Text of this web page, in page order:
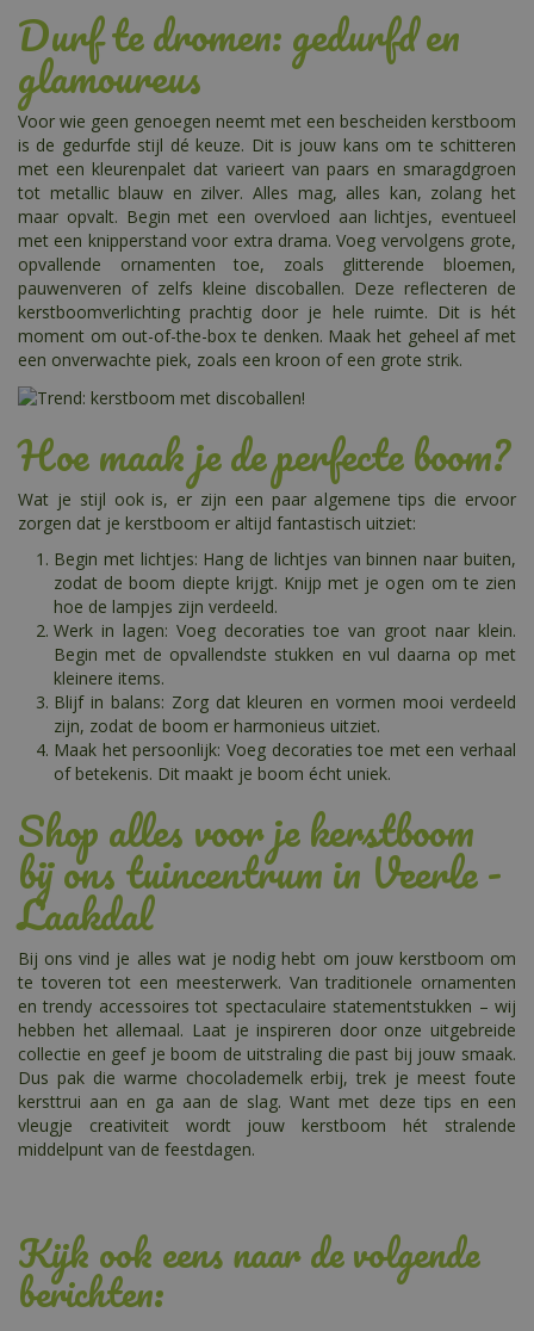
Durf te dromen: gedurfd en
glamoureus
Voor wie geen genoegen neemt met een bescheiden kerstboom
is de gedurfde stijl dé keuze. Dit is jouw kans om te schitteren
met een kleurenpalet dat varieert van paars en smaragdgroen
tot metallic blauw en zilver. Alles mag, alles kan, zolang het
maar opvalt. Begin met een overvloed aan lichtjes, eventueel
met een knipperstand voor extra drama. Voeg vervolgens grote,
opvallende ornamenten toe, zoals glitterende bloemen,
pauwenveren of zelfs kleine discoballen. Deze reflecteren de
kerstboomverlichting prachtig door je hele ruimte. Dit is hét
moment om out-of-the-box te denken. Maak het geheel af met
een onverwachte piek, zoals een kroon of een grote strik.
Hoe maak je de perfecte boom?
Wat je stijl ook is, er zijn een paar algemene tips die ervoor
zorgen dat je kerstboom er altijd fantastisch uitziet:
Begin met lichtjes: Hang de lichtjes van binnen naar buiten,
zodat de boom diepte krijgt. Knijp met je ogen om te zien
hoe de lampjes zijn verdeeld.
Werk in lagen: Voeg decoraties toe van groot naar klein.
Begin met de opvallendste stukken en vul daarna op met
kleinere items.
Blijf in balans: Zorg dat kleuren en vormen mooi verdeeld
zijn, zodat de boom er harmonieus uitziet.
Maak het persoonlijk: Voeg decoraties toe met een verhaal
of betekenis. Dit maakt je boom écht uniek.
Shop alles voor je kerstboom
bij ons tuincentrum in Veerle -
Laakdal
Bij ons vind je alles wat je nodig hebt om jouw kerstboom om
te toveren tot een meesterwerk. Van traditionele ornamenten
en trendy accessoires tot spectaculaire statementstukken – wij
hebben het allemaal. Laat je inspireren door onze uitgebreide
collectie en geef je boom de uitstraling die past bij jouw smaak.
Dus pak die warme chocolademelk erbij, trek je meest foute
kersttrui aan en ga aan de slag. Want met deze tips en een
vleugje creativiteit wordt jouw kerstboom hét stralende
middelpunt van de feestdagen.
Kijk ook eens naar de volgende
berichten: